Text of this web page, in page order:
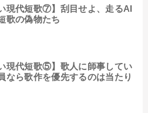
現代短歌⑦】刮目せよ、走るAI
歌の偽物たち
現代短歌⑤】歌人に師事してい
なら歌作を優先するのは当たり